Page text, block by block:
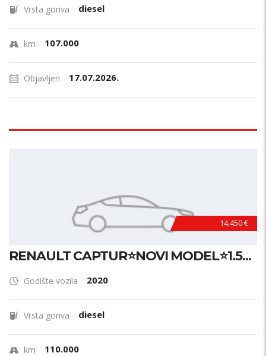
Vrsta goriva diesel
km 107.000
Objavljen 17.07.2026.
14.450 €
RENAULT CAPTUR⭐NOVI MODEL⭐1.5...
Godište vozila 2020
Vrsta goriva diesel
km 110.000